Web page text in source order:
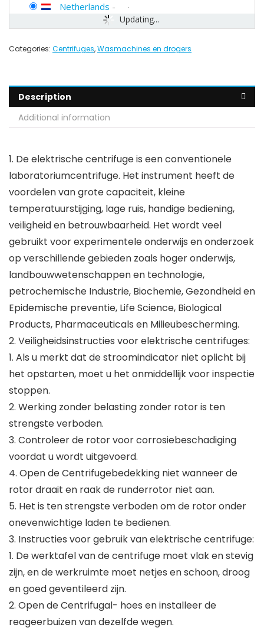
Updating...
Netherlands -
Categories: Centrifuges,Wasmachines en drogers
Description
Additional information
1. De elektrische centrifuge is een conventionele
laboratoriumcentrifuge. Het instrument heeft de
voordelen van grote capaciteit, kleine
temperatuurstijging, lage ruis, handige bediening,
veiligheid en betrouwbaarheid. Het wordt veel
gebruikt voor experimentele onderwijs en onderzoek
op verschillende gebieden zoals hoger onderwijs,
landbouwwetenschappen en technologie,
petrochemische Industrie, Biochemie, Gezondheid en
Epidemische preventie, Life Science, Biological
Products, Pharmaceuticals en Milieubescherming.
2. Veiligheidsinstructies voor elektrische centrifuges:
1. Als u merkt dat de stroomindicator niet oplicht bij
het opstarten, moet u het onmiddellijk voor inspectie
stoppen.
2. Werking zonder belasting zonder rotor is ten
strengste verboden.
3. Controleer de rotor voor corrosiebeschadiging
voordat u wordt uitgevoerd.
4. Open de Centrifugebedekking niet wanneer de
rotor draait en raak de runderrotor niet aan.
5. Het is ten strengste verboden om de rotor onder
onevenwichtige laden te bedienen.
3. Instructies voor gebruik van elektrische centrifuge:
1. De werktafel van de centrifuge moet vlak en stevig
zijn, en de werkruimte moet netjes en schoon, droog
en goed geventileerd zijn.
2. Open de Centrifugal- hoes en installeer de
reageerbuizen van dezelfde wegen.